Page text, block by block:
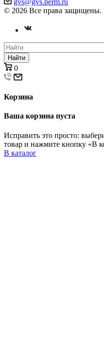
© 2026 Все права защищены.
Найти
0
Корзина
Ваша корзина пуста
Исправить это просто:
товар и нажмите кнопку «В
В каталог